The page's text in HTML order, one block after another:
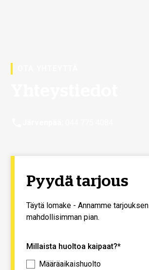
Pyydä tarjous
Täytä lomake - Annamme tarjouksen
mahdollisimman pian.
Millaista huoltoa kaipaat?*
Määräaikaishuolto